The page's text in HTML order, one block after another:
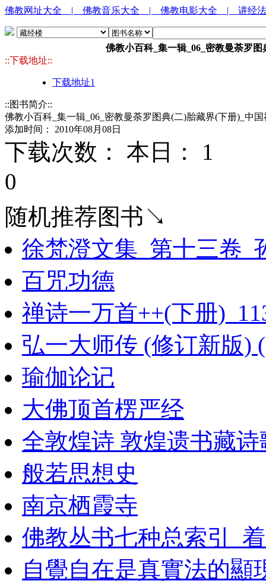
佛教网址大全 | 佛教音乐大全 | 佛教电影大全 | 讲经
佛教小百科_集一辑_06_密教曼荼罗
::下载地址::
下载地址1
::图书简介::
佛教小百科_集一辑_06_密教曼荼罗图典(二)胎藏界(下册)_中
添加时间： 2010年08月08日
下载次数： 本日： 1
0
随机推荐图书↘
徐梵澄文集_第十三卷_
百咒功德
禅诗一万首++(下册
弘一大师传 (修订新版)
瑜伽论记
大佛顶首楞严经
全敦煌诗 敦煌遗书藏
般若思想史
南京栖霞寺
佛教丛书七种总索引_
自覺自在是真實法的顯